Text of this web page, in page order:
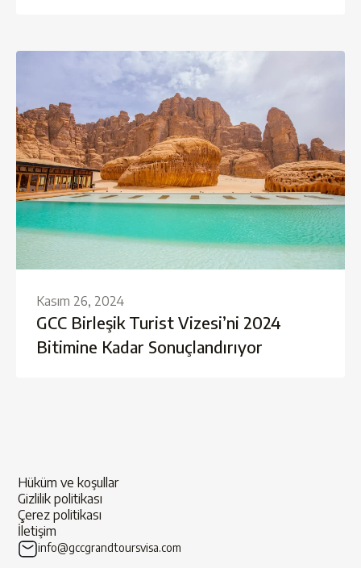
Kasım 26, 2024
GCC Birleşik Turist Vizesi’ni 2024
Bitimine Kadar Sonuçlandırıyor
Hüküm ve koşullar
Gizlilik politikası
Çerez politikası
İletişim
info@gccgrandtoursvisa.com